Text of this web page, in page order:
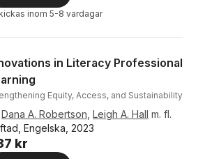
inom 5-8 vardagar
in Literacy Professional
Equity, Access, and Sustainability
Dana A. Robertson Leigh A. Hall m. fl.
Engelska, 2023
kr